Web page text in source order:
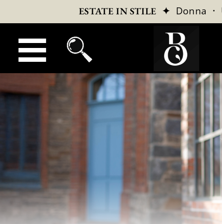
ESTATE IN STILE ✦ Donna ·